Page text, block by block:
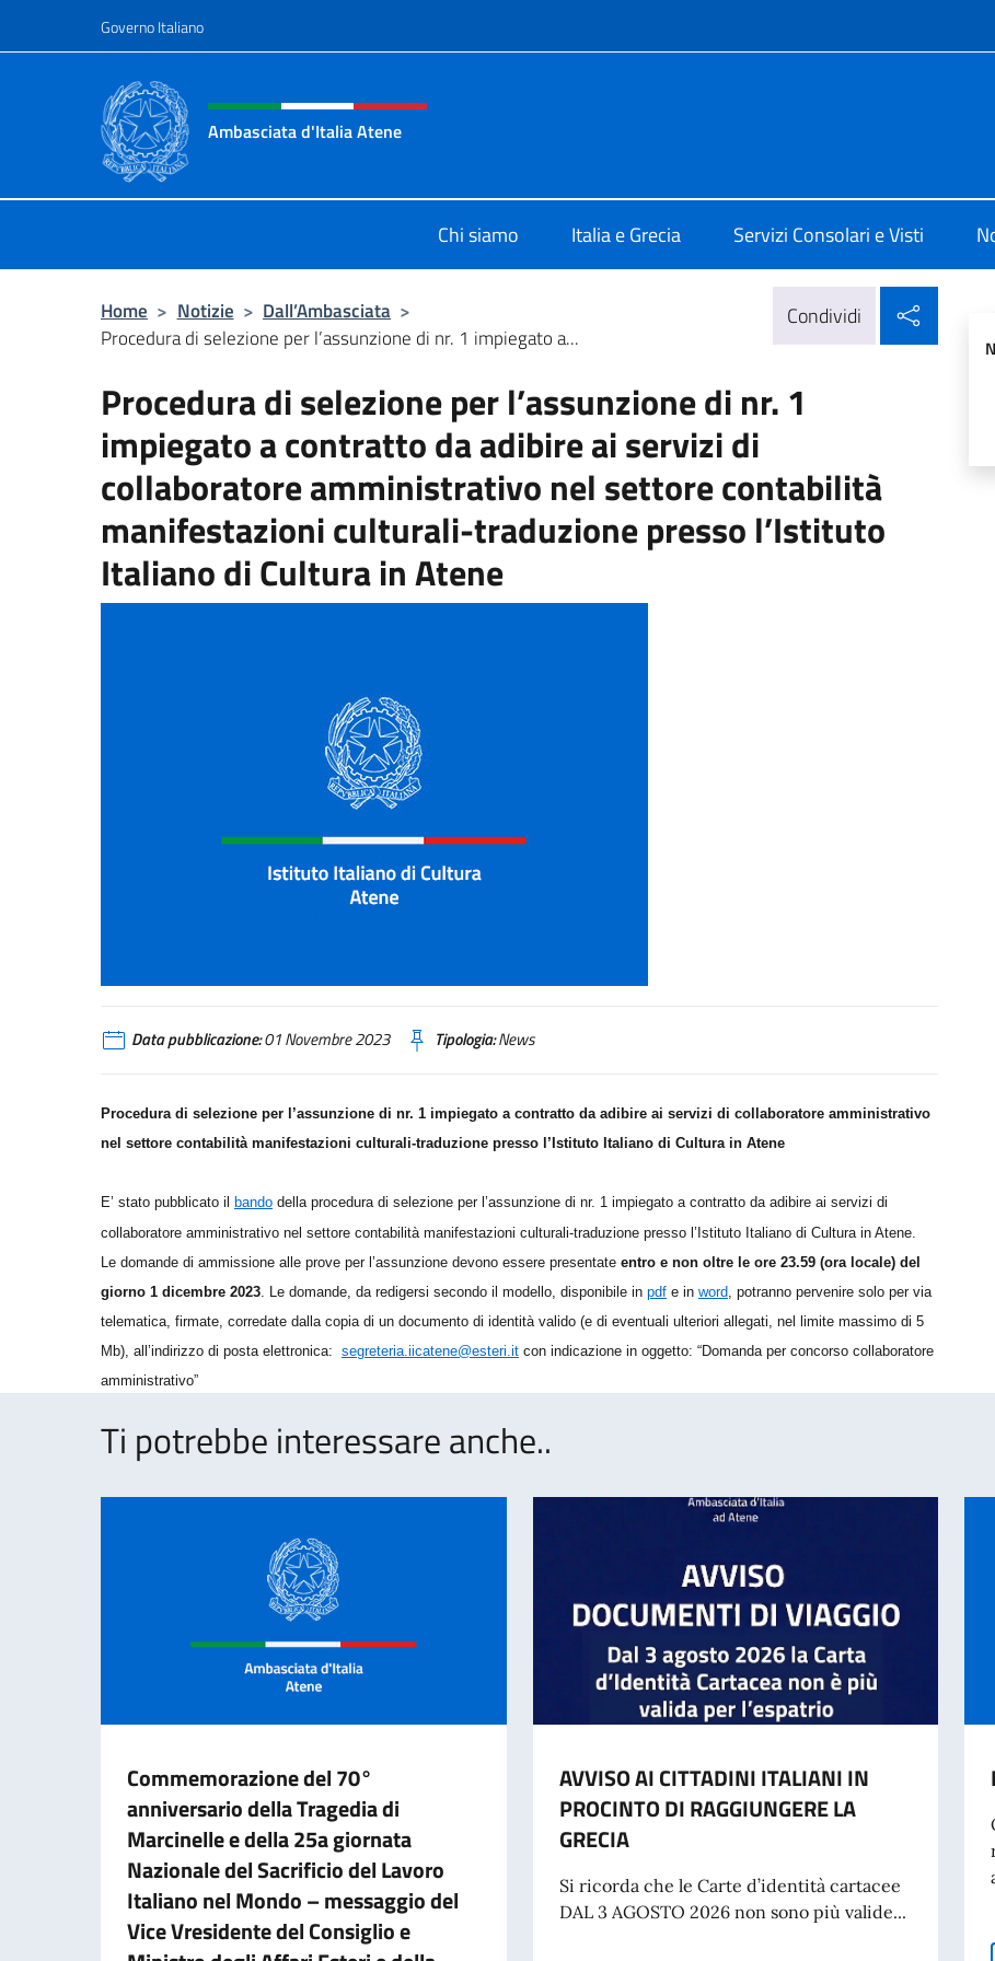
Governo Italiano
Intestazione sito, social e menù
Ambasciata d'Italia Atene
Chi siamo Italia e Grecia Servizi Consolari e Visti
Home > Notizie > Dall’Ambasciata >
Procedura di selezione per l’assunzione di nr. 1 impiegato a...
Condividi
Procedura di selezione per l’assunzione di nr. 1
impiegato a contratto da adibire ai servizi di
collaboratore amministrativo nel settore contabilità
manifestazioni culturali-traduzione presso l’Istituto
Italiano di Cultura in Atene
Data pubblicazione:01 Novembre 2023 Tipologia:News
Procedura di selezione per l’assunzione di nr. 1 impiegato a contratto da adibire ai servizi di collaboratore amministrativo
nel settore contabilità manifestazioni culturali-traduzione presso l’Istituto Italiano di Cultura in Atene
E’ stato pubblicato il bando della procedura di selezione per l’assunzione di nr. 1 impiegato a contratto da adibire ai servizi di
collaboratore amministrativo nel settore contabilità manifestazioni culturali-traduzione presso l’Istituto Italiano di Cultura in Atene.
Le domande di ammissione alle prove per l’assunzione devono essere presentate entro e non oltre le ore 23.59 (ora locale) del
giorno 1 dicembre 2023 . Le domande , da redigersi secondo il modello, disponibile in pdf e in word potranno pervenire solo per via
telematica, firmate, corredate dalla copia di un documento di identità valido (e di eventuali ulteriori allegati, nel limite massimo di 5
Mb) , all’indirizzo di posta elettronica: segreteria.iicatene@esteri.it con indicazione in oggetto: “Domanda per concorso collaboratore
amministrativo”
Ti potrebbe interessare anche..
Commemorazione del 70°
anniversario della Tragedia di
Marcinelle e della 25a giornata
Nazionale del Sacrificio del Lavoro
Italiano nel Mondo – messaggio del
Vice Vresidente del Consiglio e
AVVISO AI CITTADINI ITALIANI IN
PROCINTO DI RAGGIUNGERE LA
GRECIA
Si ricorda che le Carte d’identità cartacee
DAL 3 AGOSTO 2026 non sono più valide...